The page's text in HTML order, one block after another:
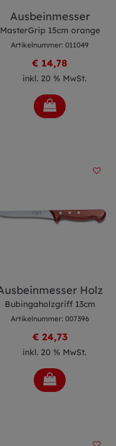
Ausbeinmesser
MasterGrip 15cm orange
Artikelnummer: 011049
€ 14,78
inkl. 20 % MwSt.
Holz
Bubingaholzgriff 13cm
Artikelnummer: 007396
€ 24,73
inkl. 20 % MwSt.